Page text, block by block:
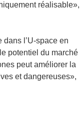
réalisable»,
dans l’U-space en
potentiel du marché
peut améliorer la
et dangereuses»,